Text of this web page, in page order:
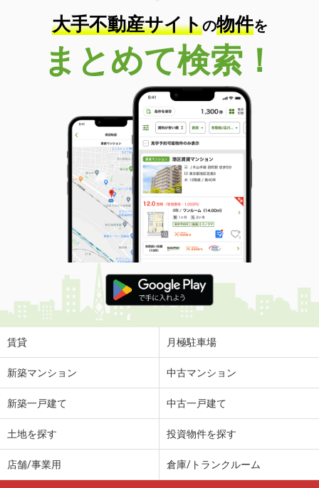
大手不動産サイトの物件を
まとめて検索！
賃貸 月極駐車場
新築マンション 中古マンション
新築一戸建て 中古一戸建て
土地を探す 投資物件を探す
店舗/事業用 倉庫/トランクルーム